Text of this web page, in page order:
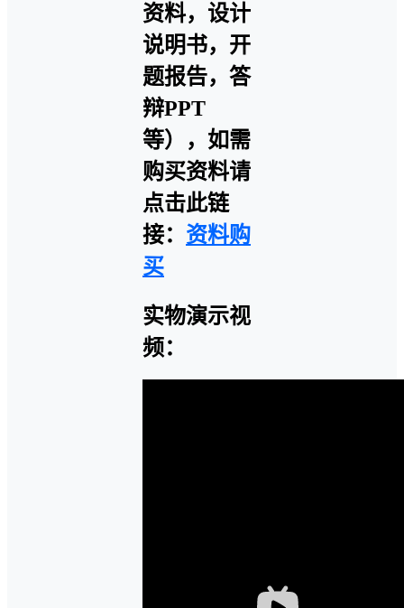
资料，设计
说明书，开
题报告，答
辩PPT
等），如需
购买资料请
点击此链
接： 资料购
买
实物演示视
频：